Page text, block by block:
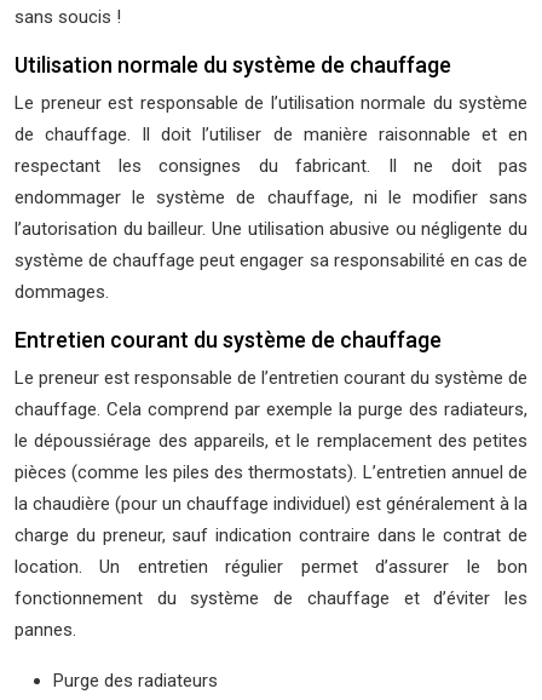
sans soucis !
Utilisation normale du système de chauffage
Le preneur est responsable de l’utilisation normale du système
de chauffage. Il doit l’utiliser de manière raisonnable et en
respectant les consignes du fabricant. Il ne doit pas
endommager le système de chauffage, ni le modifier sans
l’autorisation du bailleur. Une utilisation abusive ou négligente du
système de chauffage peut engager sa responsabilité en cas de
dommages.
Entretien courant du système de chauffage
Le preneur est responsable de l’entretien courant du système de
chauffage. Cela comprend par exemple la purge des radiateurs,
le dépoussiérage des appareils, et le remplacement des petites
pièces (comme les piles des thermostats). L’entretien annuel de
la chaudière (pour un chauffage individuel) est généralement à la
charge du preneur, sauf indication contraire dans le contrat de
location. Un entretien régulier permet d’assurer le bon
fonctionnement du système de chauffage et d’éviter les
pannes.
Purge des radiateurs